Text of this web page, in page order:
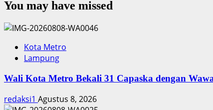
You may have missed
Kota Metro
Lampung
Wali Kota Metro Bekali 31 Capaska dengan
redaksi1 Agustus 8, 2026